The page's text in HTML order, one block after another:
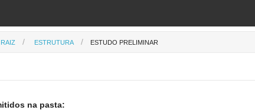
RAIZ ESTRUTURA ESTUDO PRELIMINAR
na pasta: